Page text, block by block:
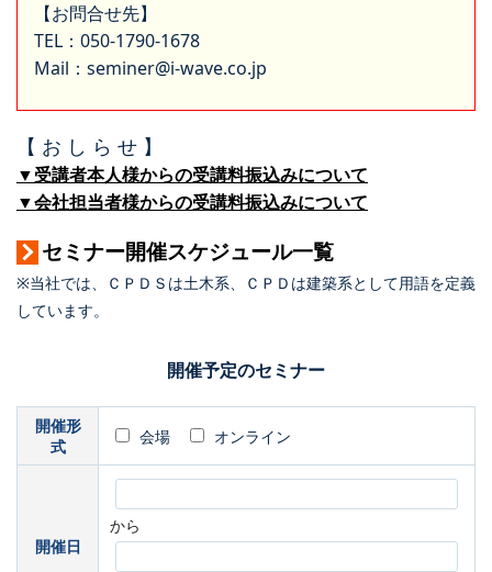
【お問合せ先】
TEL：050-1790-1678
Mail：seminer@i-wave.co.jp
【 お し ら せ 】
▼受講者本人様からの受講料振込みについて
▼会社担当者様からの受講料振込みについて
セミナー開催スケジュール一覧
※当社では、ＣＰＤＳは土木系、ＣＰＤは建築系として用語を定義
しています。
開催予定のセミナー
開催形
式
会場 オンライン
開催日
から